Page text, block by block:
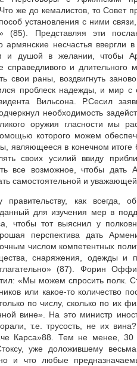
же до кемалистов, то Совет
установления с ними
(85). Представляя эти
армянские несчастья
и душой в желании, чтобы
справедливого и
свои раны, воздвигнуть
проблеск надежды, и мир с
Вильсона. Р.Сесил
необходимость
оружия гласности мы
которого можем
являющееся в конечном
своих усилий ввиду
все возможное, чтобы дать
самостоятельной и
правительству, как всегда,
для изучения мер в
чтобы тот выяснил у
перспектива дать
числом компетентных
снаряжения, одежды и
(87). Форин
«Мы можем спросить полк.
или какое-то количество
по числу, сколько по их
вине». На это министр
т.е. трусость, не их
Карса»88. Тем не менее,
уже доложившему
и что любые